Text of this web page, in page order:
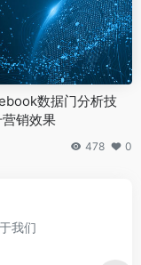
数据门分析技
销效果
478 0
我们